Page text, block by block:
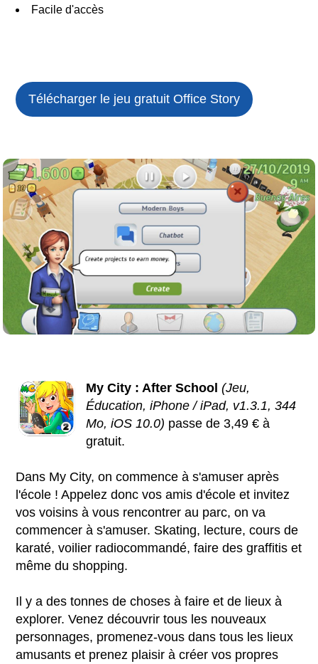
Facile d'accès
Télécharger le jeu gratuitOffice Story
My City : After School (Jeu,
Éducation, iPhone / iPad, v1.3.1, 344
Mo, iOS 10.0) passe de 3,49 € à
gratuit.
Dans My City, on commence à s'amuser après
l'école ! Appelez donc vos amis d'école et invitez
vos voisins à vous rencontrer au parc, on va
commencer à s'amuser. Skating, lecture, cours de
karaté, voilier radiocommandé, faire des graffitis et
même du shopping.
Il y a des tonnes de choses à faire et de lieux à
explorer. Venez découvrir tous les nouveaux
personnages, promenez-vous dans tous les lieux
amusants et prenez plaisir à créer vos propres